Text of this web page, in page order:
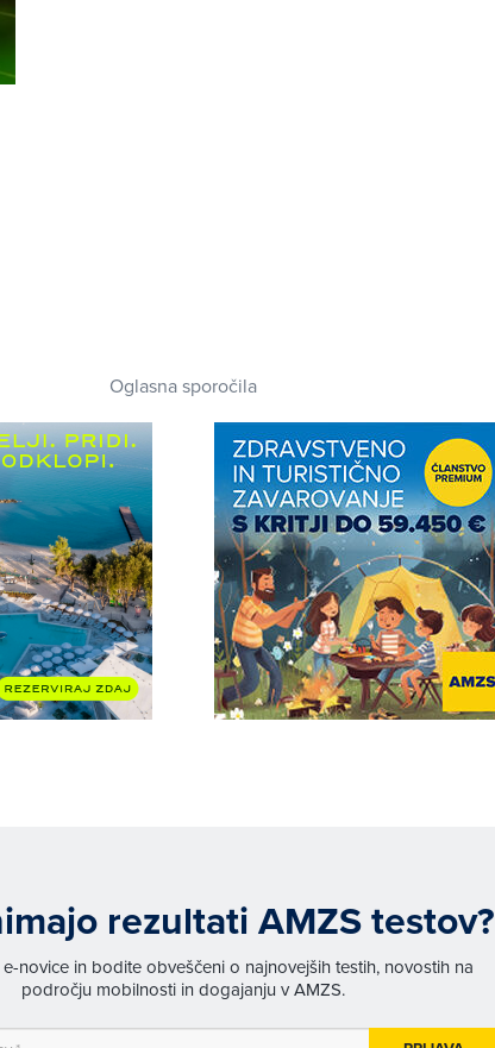
Oglasna sporočila
rezultati AMZS testov?
e-novice in bodite obveščeni o najnovejših testih, novostih na
področju mobilnosti in dogajanju v AMZS.